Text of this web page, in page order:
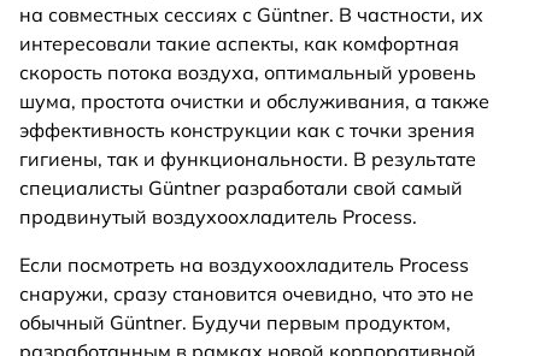
на совместных сессиях с Güntner. В частности, их
интересовали такие аспекты, как комфортная
скорость потока воздуха, оптимальный уровень
шума, простота очистки и обслуживания, а также
эффективность конструкции как с точки зрения
гигиены, так и функциональности. В результате
специалисты Güntner разработали свой самый
продвинутый воздухоохладитель Process.
Если посмотреть на воздухоохладитель Process
снаружи, сразу становится очевидно, что это не
обычный Güntner. Будучи первым продуктом,